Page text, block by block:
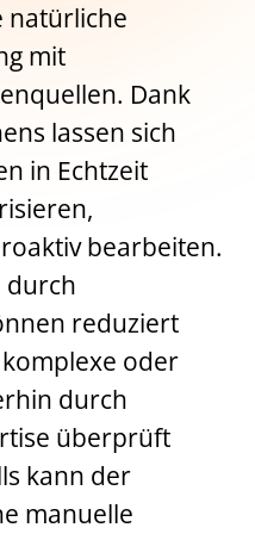
natürliche
mit
Dank
lassen sich
in Echtzeit
bearbeiten.
durch
reduziert
oder
durch
überprüft
kann der
manuelle